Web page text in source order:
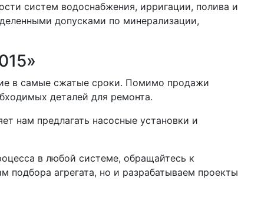
систем водоснабжения, ирригации, полива и
допусками по минерализации,
в самые сжатые сроки. Помимо продажи
деталей для ремонта.
нам предлагать насосные установки и
в любой системе, обращайтесь к
агрегата, но и разрабатываем проекты